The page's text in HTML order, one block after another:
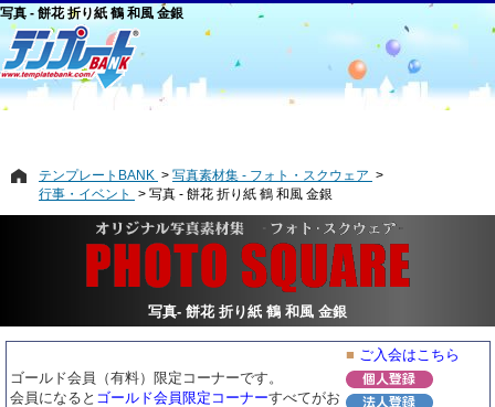
写真 - 餅花 折り紙 鶴 和風 金銀
テンプレートBANK
写真素材集 - フォト・スクウェア
行事・イベント
写真 - 餅花 折り紙 鶴 和風 金銀
写真- 餅花 折り紙 鶴 和風 金銀
ゴールド会員（有料）限定コーナーです。
会員になると ゴールド会員限定コーナーすべてがお
■ ご入会はこちら